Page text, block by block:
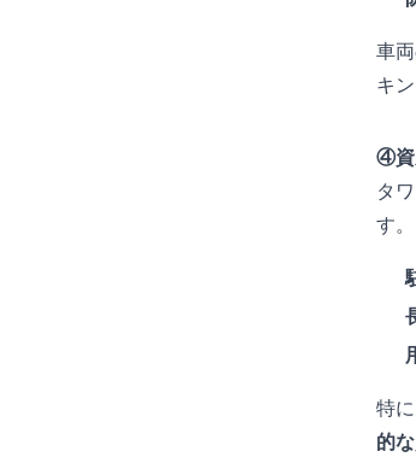
車
キ
④資
タ
す。
特
的